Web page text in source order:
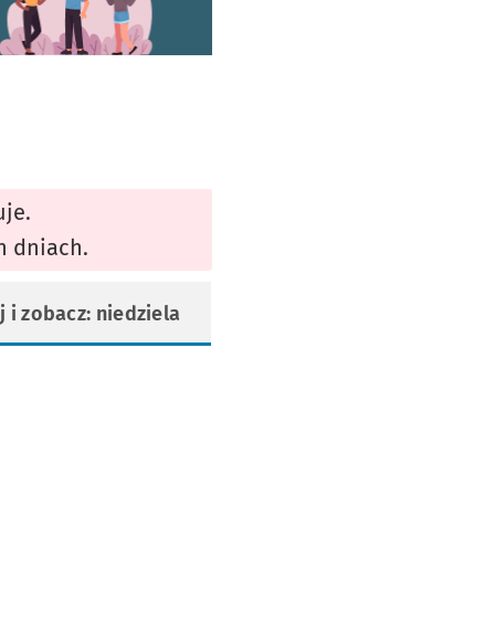
dniach.
i zobacz: niedziela